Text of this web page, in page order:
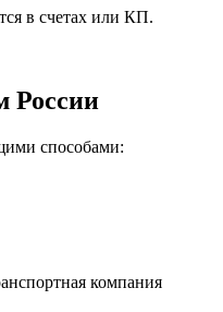
в счетах или КП.
России
способами:
компания